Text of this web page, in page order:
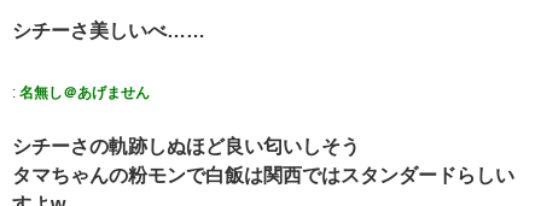
シチーさ美しいべ……
: 名無し＠あげません
シチーさの軌跡しぬほど良い匂いしそう
タマちゃんの粉モンで白飯は関西ではスタンダードらしい